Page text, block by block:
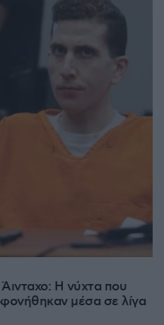
Η νύχτα που
μέσα σε λίγα